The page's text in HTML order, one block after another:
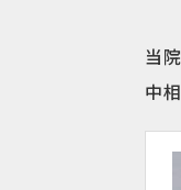
当
中